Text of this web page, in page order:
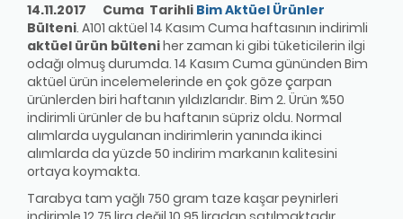
14.11.2017 Cuma Tarihli Bim Aktüel Ürünler
Bülteni. A101 aktüel 14 Kasım Cuma haftasının indirimli
aktüel ürün bülteniher zaman ki gibi tüketicilerin ilgi
odağı olmuş durumda. 14 Kasım Cuma gününden Bim
aktüel ürün incelemelerinde en çok göze çarpan
ürünlerden biri haftanın yıldızlarıdır. Bim 2. Ürün %50
indirimli ürünler de bu haftanın süpriz oldu. Normal
alımlarda uygulanan indirimlerin yanında ikinci
alımlarda da yüzde 50 indirim markanın kalitesini
ortaya koymakta.
Tarabya tam yağlı 750 gram taze kaşar peynirleri